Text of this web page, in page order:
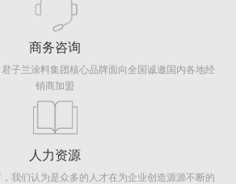
商务咨询
子兰涂料集团核心品牌面向全国诚邀国内各地经
销商加盟
人力资源
我们认为是众多的人才在为企业创造源源不断的